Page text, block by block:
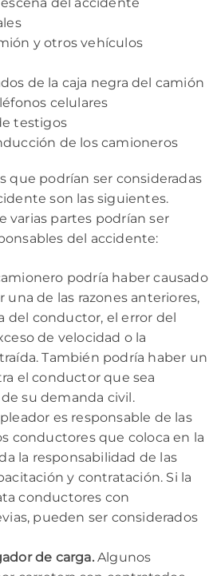
y otros vehículos
de la caja negra del camión
celulares
testigos
de los camioneros
que podrían ser consideradas
son las siguientes.
varias partes podrían ser
del accidente:
podría haber causado
una de las razones anteriores,
del conductor, el error del
de velocidad o la
También podría haber un
el conductor que sea
su demanda civil.
es responsable de las
conductores que coloca en la
la responsabilidad de las
y contratación. Si la
conductores con
pueden ser considerados
de carga.Algunos